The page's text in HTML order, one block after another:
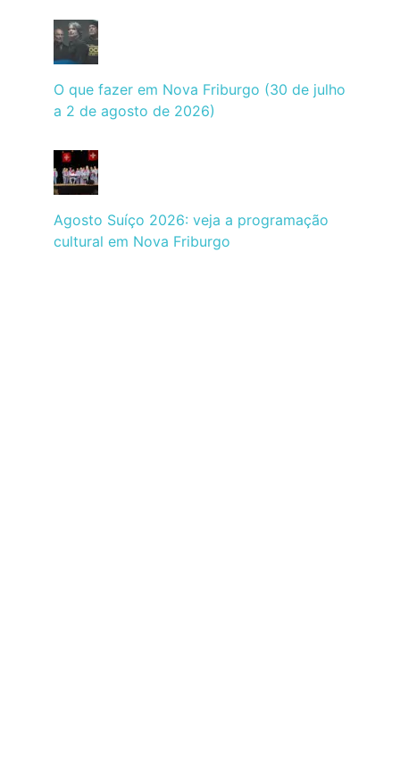
O que fazer em Nova Friburgo (30 de julho
a 2 de agosto de 2026)
Agosto Suíço 2026: veja a programação
cultural em Nova Friburgo